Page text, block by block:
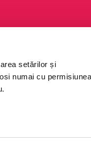
setărilor și
numai cu permisiunea